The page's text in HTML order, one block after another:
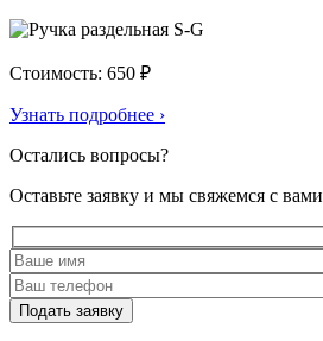
Стоимость: 650 ₽
Узнать подробнее ›
Остались вопросы?
Оставьте заявку и мы свяжемся с вами
Подать заявку